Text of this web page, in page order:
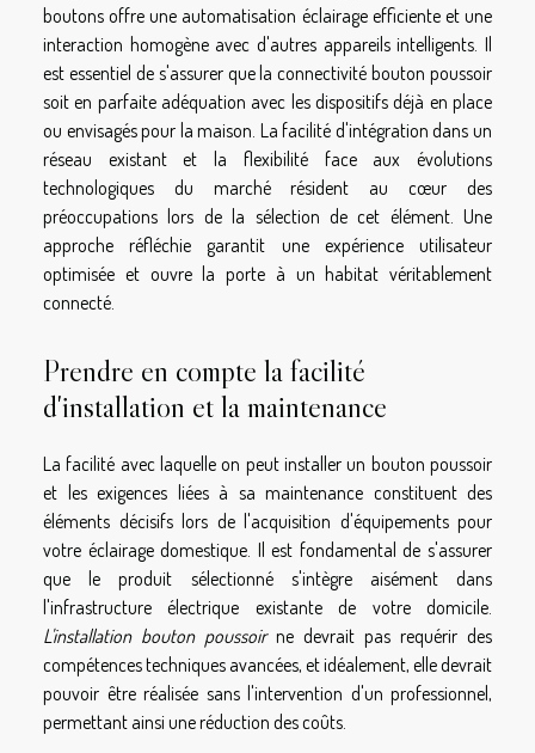
boutons offre une automatisation éclairage efficiente et une
interaction homogène avec d'autres appareils intelligents. Il
est essentiel de s'assurer que la connectivité bouton poussoir
soit en parfaite adéquation avec les dispositifs déjà en place
ou envisagés pour la maison. La facilité d'intégration dans un
réseau existant et la flexibilité face aux évolutions
technologiques du marché résident au cœur des
préoccupations lors de la sélection de cet élément. Une
approche réfléchie garantit une expérience utilisateur
optimisée et ouvre la porte à un habitat véritablement
connecté.
Prendre en compte la facilité
d'installation et la maintenance
La facilité avec laquelle on peut installer un bouton poussoir
et les exigences liées à sa maintenance constituent des
éléments décisifs lors de l'acquisition d'équipements pour
votre éclairage domestique. Il est fondamental de s'assurer
que le produit sélectionné s'intègre aisément dans
l'infrastructure électrique existante de votre domicile.
L'installation bouton poussoirne devrait pas requérir des
compétences techniques avancées, et idéalement, elle devrait
pouvoir être réalisée sans l'intervention d'un professionnel,
permettant ainsi une réduction des coûts.